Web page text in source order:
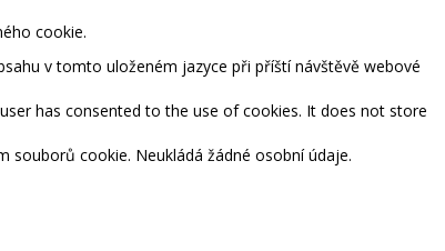
cookie.
v tomto uloženém jazyce při příští návštěvě webové
has consented to the use of cookies. It does not store
souborů cookie. Neukládá žádné osobní údaje.